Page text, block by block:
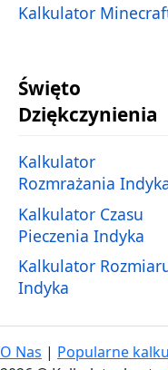
Kalkulator
Święto
Dziękczynienia
Kalkulator
Rozmrażania
Kalkulator Czasu
Pieczenia Indyka
Kalkulator
Indyka
O Nas | Popularne